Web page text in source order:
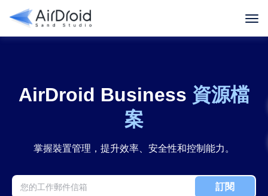
AirDroid Business 資源檔
案
掌握裝置管理，提升效率、安全性和控制能力。
訂閱